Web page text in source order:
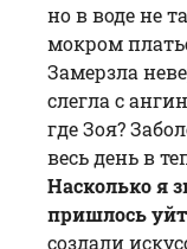
но в воде не
мокром
Замерзла
слегла с
где Зоя?
весь день в
Насколько я
пришлось
создали